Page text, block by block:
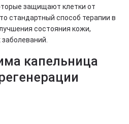
защищают клетки от
стандартный способ терапии в
состояния кожи,
капельница